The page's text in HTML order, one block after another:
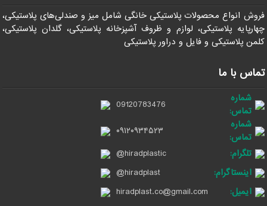
فروش انواع محصولات پلاستیکی خانگی شامل میز و صندلی‌های پلاستیکی،
چهارپایه پلاستیکی، لوازم و ظروف آشپزخانه پلاستیکی، گلدان پلاستیکی،
کلمن پلاستیکی و فایل و دراور پلاستیکی
تماس با ما
شماره
تماس:
09120783476
شماره
تماس:
۰۹۱۲۰۹۳۴۵۲۳
تلگرام:
@hiradplastic
اینستاگرام:
@hiradplast
ایمیل:
hiradplast.co@gmail.com